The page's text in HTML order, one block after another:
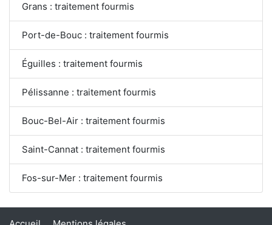
Grans : traitement fourmis
Port-de-Bouc : traitement fourmis
Éguilles : traitement fourmis
Pélissanne : traitement fourmis
Bouc-Bel-Air : traitement fourmis
Saint-Cannat : traitement fourmis
Fos-sur-Mer : traitement fourmis